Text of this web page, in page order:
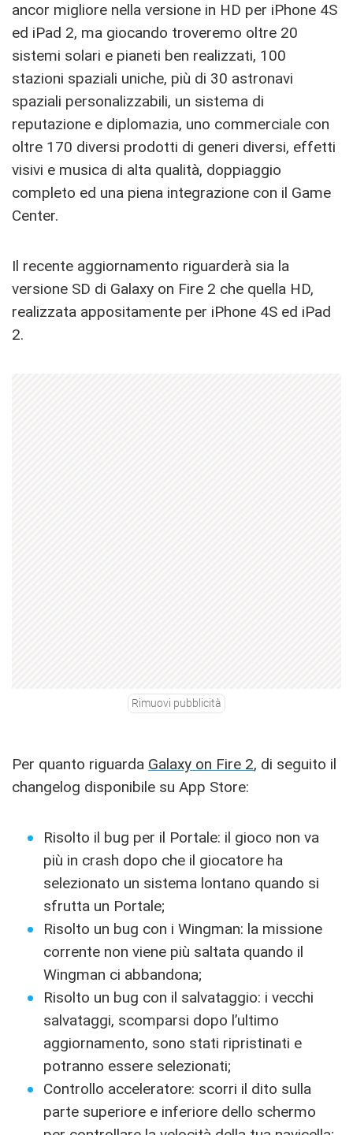
ancor migliore nella versione in HD per iPhone 4S
ed iPad 2, ma giocando troveremo oltre 20
sistemi solari e pianeti ben realizzati, 100
stazioni spaziali uniche, più di 30 astronavi
spaziali personalizzabili, un sistema di
reputazione e diplomazia, uno commerciale con
oltre 170 diversi prodotti di generi diversi, effetti
visivi e musica di alta qualità, doppiaggio
completo ed una piena integrazione con il Game
Center.
Il recente aggiornamento riguarderà sia la
versione SD di Galaxy on Fire 2 che quella HD,
realizzata appositamente per iPhone 4S ed iPad
2.
Rimuovi pubblicità
Per quanto riguarda Galaxy on Fire 2, di seguito il
changelog disponibile su App Store:
Risolto il bug per il Portale: il gioco non va
più in crash dopo che il giocatore ha
selezionato un sistema lontano quando si
sfrutta un Portale;
Risolto un bug con i Wingman: la missione
corrente non viene più saltata quando il
Wingman ci abbandona;
Risolto un bug con il salvataggio: i vecchi
salvataggi, scomparsi dopo l’ultimo
aggiornamento, sono stati ripristinati e
potranno essere selezionati;
Controllo acceleratore: scorri il dito sulla
parte superiore e inferiore dello schermo